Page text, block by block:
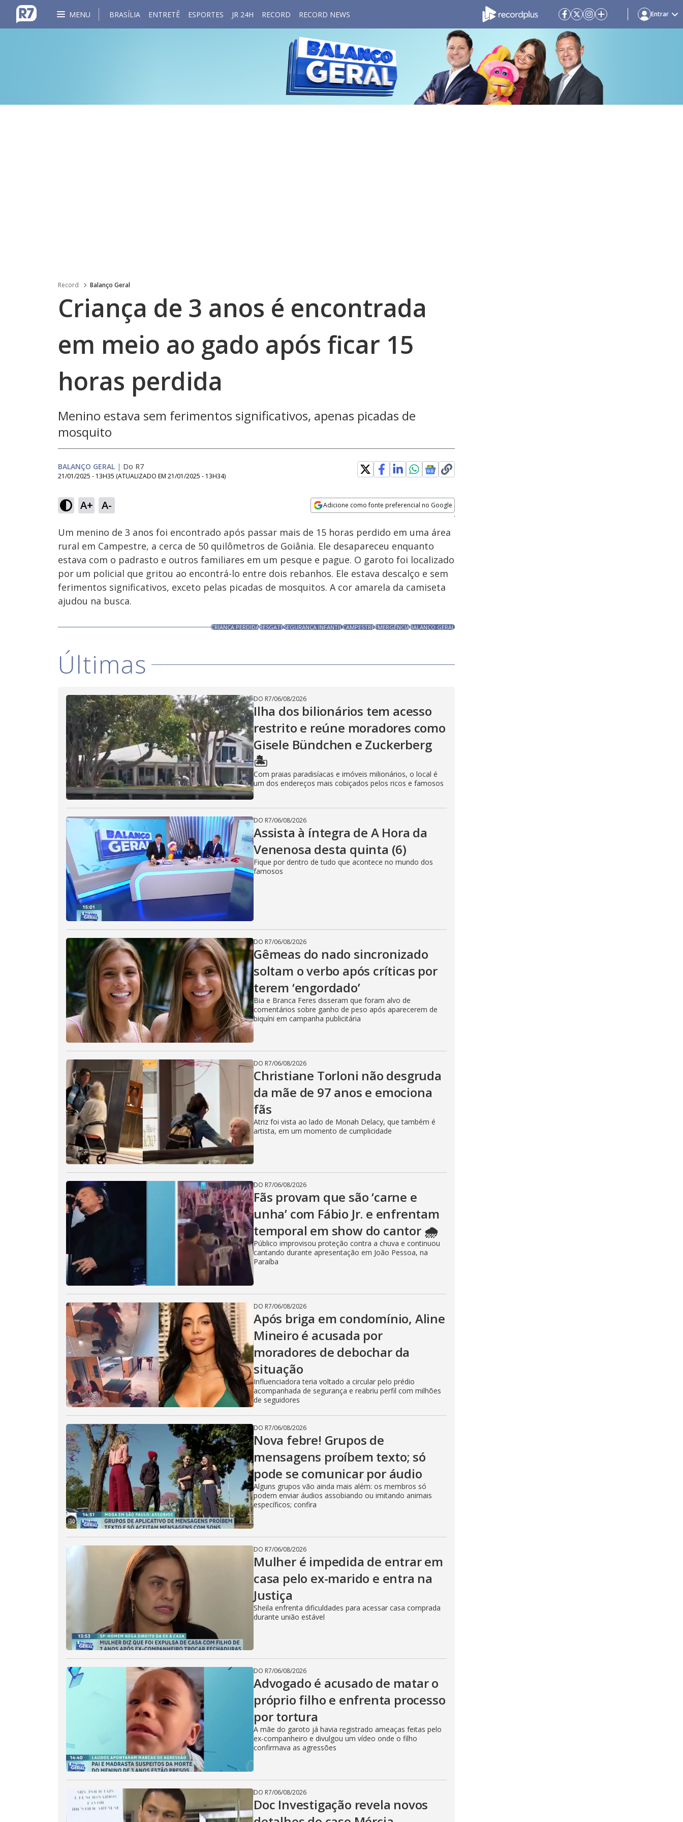
MENU BRASÍLIA ENTRETÊ ESPORTES JR 24H RECORD RECORD NEWS Entrar
Record Balanço Geral
Criança de 3 anos é encontrada
em meio ao gado após ficar 15
horas perdida
Menino estava sem ferimentos significativos, apenas picadas de
mosquito
BALANÇO GERAL | Do R7
21/01/2025 - 13H35 (ATUALIZADO EM 21/01/2025 - 13H34)
A+ A- Adicione como fonte preferencial no Google
Ativar
Som
Velocidade
Um menino de 3 anos foi encontrado após passar mais de 15 horas perdido em uma área
rural em Campestre, a cerca de 50 quilômetros de Goiânia. Ele desapareceu enquanto
estava com o padrasto e outros familiares em um pesque e pague. O garoto foi localizado
por um policial que gritou ao encontrá-lo entre dois rebanhos. Ele estava descalço e sem
ferimentos significativos, exceto pelas picadas de mosquitos. A cor amarela da camiseta
ajudou na busca.
CRIANÇA PERDIDARESGATESEGURANÇA INFANTILCAMPESTREEMERGÊNCIABALANÇO GERAL
Últimas
DO R7/06/08/2026
Ilha dos bilionários tem acesso
restrito e reúne moradores como
Gisele Bündchen e Zuckerberg
🏝️
Com praias paradisíacas e imóveis milionários, o local é
um dos endereços mais cobiçados pelos ricos e famosos
DO R7/06/08/2026
Assista à íntegra de A Hora da
Venenosa desta quinta (6)
Fique por dentro de tudo que acontece no mundo dos
famosos
DO R7/06/08/2026
Gêmeas do nado sincronizado
soltam o verbo após críticas por
terem ‘engordado’
Bia e Branca Feres disseram que foram alvo de
comentários sobre ganho de peso após aparecerem de
biquíni em campanha publicitária
DO R7/06/08/2026
Christiane Torloni não desgruda
da mãe de 97 anos e emociona
fãs
Atriz foi vista ao lado de Monah Delacy, que também é
artista, em um momento de cumplicidade
DO R7/06/08/2026
Fãs provam que são ‘carne e
unha’ com Fábio Jr. e enfrentam
temporal em show do cantor 🌧️
Público improvisou proteção contra a chuva e continuou
cantando durante apresentação em João Pessoa, na
Paraíba
DO R7/06/08/2026
Após briga em condomínio, Aline
Mineiro é acusada por
moradores de debochar da
situação
Influenciadora teria voltado a circular pelo prédio
acompanhada de segurança e reabriu perfil com milhões
de seguidores
DO R7/06/08/2026
Nova febre! Grupos de
mensagens proíbem texto; só
pode se comunicar por áudio
Alguns grupos vão ainda mais além: os membros só
podem enviar áudios assobiando ou imitando animais
específicos; confira
DO R7/06/08/2026
Mulher é impedida de entrar em
casa pelo ex-marido e entra na
Justiça
Sheila enfrenta dificuldades para acessar casa comprada
durante união estável
DO R7/06/08/2026
Advogado é acusado de matar o
próprio filho e enfrenta processo
por tortura
A mãe do garoto já havia registrado ameaças feitas pelo
ex-companheiro e divulgou um vídeo onde o filho
confirmava as agressões
DO R7/06/08/2026
Doc Investigação revela novos